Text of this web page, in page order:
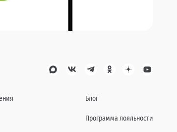
Блог
Программа лояльности